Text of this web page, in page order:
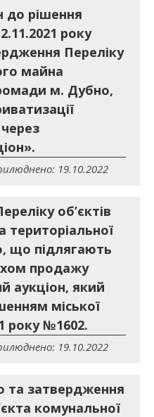
до рішення
року
Переліку
майна
м. Дубно,
19.10.2022
об’єктів
що підлягають
продажу
аукціон, який
міської
року №1602.
19.10.2022
та затвердження
комунальної